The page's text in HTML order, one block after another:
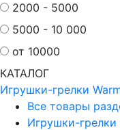
2000 - 5000
5000 - 10 000
от 10000
КАТАЛОГ
Игрушки-грелки
Все товары
Игрушки-